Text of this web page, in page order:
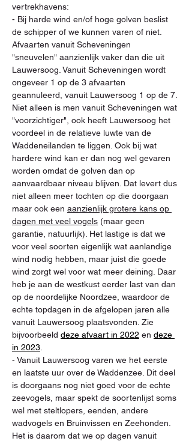
vertrekhavens:
- Bij harde wind en/of hoge golven beslist
de schipper of we kunnen varen of niet.
Afvaarten vanuit Scheveningen
"sneuvelen" aanzienlijk vaker dan die uit
Lauwersoog. Vanuit Scheveningen wordt
ongeveer 1 op de 3 afvaarten
geannuleerd, vanuit Lauwersoog 1 op de 7.
Niet alleen is men vanuit Scheveningen wat
"voorzichtiger", ook heeft Lauwersoog het
voordeel in de relatieve luwte van de
Waddeneilanden te liggen. Ook bij wat
hardere wind kan er dan nog wel gevaren
worden omdat de golven dan op
aanvaardbaar niveau blijven. Dat levert dus
niet alleen meer tochten op die doorgaan
maar ook een aanzienlijk grotere kans op
dagen met veel vogels (maar geen
garantie, natuurlijk). Het lastige is dat we
voor veel soorten eigenlijk wat aanlandige
wind nodig hebben, maar juist die goede
wind zorgt wel voor wat meer deining. Daar
heb je aan de westkust eerder last van dan
op de noordelijke Noordzee, waardoor de
echte topdagen in de afgelopen jaren alle
vanuit Lauwersoog plaatsvonden. Zie
bijvoorbeeld deze afvaart in 2022 en deze
in 2023
- Vanuit Lauwersoog varen we het eerste
en laatste uur over de Waddenzee. Dit deel
is doorgaans nog niet goed voor de echte
zeevogels, maar spekt de soortenlijst soms
wel met steltlopers, eenden, andere
wadvogels en Bruinvissen en Zeehonden.
Het is daarom dat we op dagen vanuit